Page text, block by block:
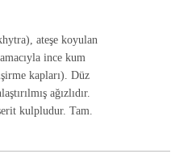
ateşe koyulan
ince kum
kapları). Düz
ağızlıdır.
kulpludur. Tam.